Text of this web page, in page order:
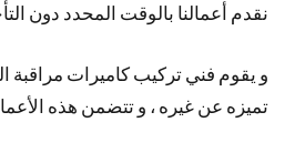
نقدم أعمالنا بالوقت المحدد دون
و يقوم فني تركيب كاميرات مراقبة
تميزه عن غيره ، و تتضمن هذه